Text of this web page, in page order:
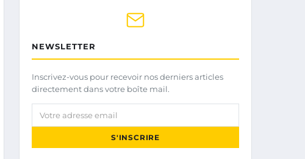
NEWSLETTER
Inscrivez-vous pour recevoir nos derniers articles
directement dans votre boîte mail.
Votre adresse email
S'INSCRIRE